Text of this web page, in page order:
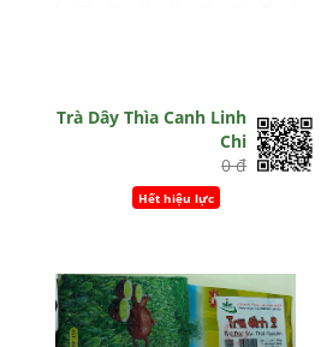
Trà Dây Thìa Canh Linh
Chi
0 đ
Hết hiệu lực